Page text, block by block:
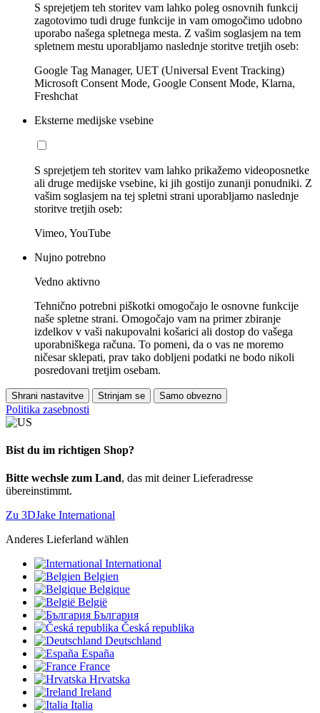
S sprejetjem teh storitev vam lahko poleg osnovnih funkcij
zagotovimo tudi druge funkcije in vam omogočimo udobno
uporabo našega spletnega mesta. Z vašim soglasjem na tem
spletnem mestu uporabljamo naslednje storitve tretjih oseb:
Google Tag Manager, UET (Universal Event Tracking)
Microsoft Consent Mode, Google Consent Mode, Klarna,
Freshchat
Eksterne medijske vsebine
S sprejetjem teh storitev vam lahko prikažemo videoposnetke
ali druge medijske vsebine, ki jih gostijo zunanji ponudniki. Z
vašim soglasjem na tej spletni strani uporabljamo naslednje
storitve tretjih oseb:
Vimeo, YouTube
Nujno potrebno
Vedno aktivno
Tehnično potrebni piškotki omogočajo le osnovne funkcije
naše spletne strani. Omogočajo vam na primer zbiranje
izdelkov v vaši nakupovalni košarici ali dostop do vašega
uporabniškega računa. To pomeni, da o vas ne moremo
ničesar sklepati, prav tako dobljeni podatki ne bodo nikoli
posredovani tretjim osebam.
Shrani nastavitve Strinjam se Samo obvezno
Politika zasebnosti
Bist du im richtigen Shop?
Bitte wechsle zum Land, das mit deiner Lieferadresse
übereinstimmt.
Zu 3DJake International
Anderes Lieferland wählen
International
Belgien
Belgique
België
България
Česká republika
Deutschland
España
France
Hrvatska
Ireland
Italia